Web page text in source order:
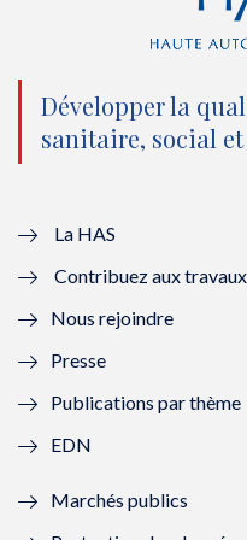
n
o
u
l
l
f
n
(
e
e
Développer la
sanitaire, social
La HAS
Contribuez aux travaux
Nous rejoindre
Presse
Publications par thème
EDN
Marchés publics